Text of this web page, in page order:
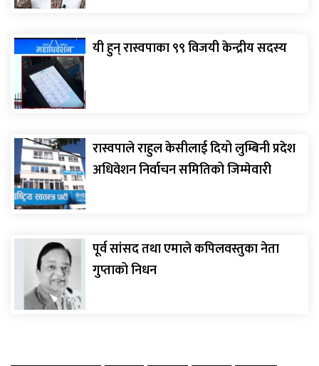
यी हुन् रास्वपाका ९९ विजयी केन्द्रीय सदस्य
रास्वपाले राहुल केसीलाई दियो लुम्बिनी प्रदेश
अधिवेशन निर्वाचन समितिको जिम्मेवारी
पूर्व सांसद तथा एमाले कपिलवस्तुका नेता
गुप्ताको निधन